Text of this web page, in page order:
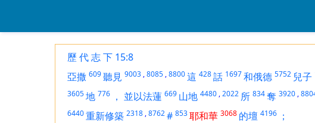
歷 代 志 下 15:8
亞撒 609聽見 9003 ,8085 ,8800這 428話 1697和俄德 5752 兒子
3605地 776 ， 並以法蓮 669 山地 4480 ,2022 所 834奪 3920 ,
6440重新修築 2318 ,8762# 853耶和華 3068 的壇 4196 ；